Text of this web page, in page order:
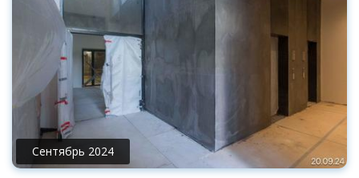
Сентябрь 2024